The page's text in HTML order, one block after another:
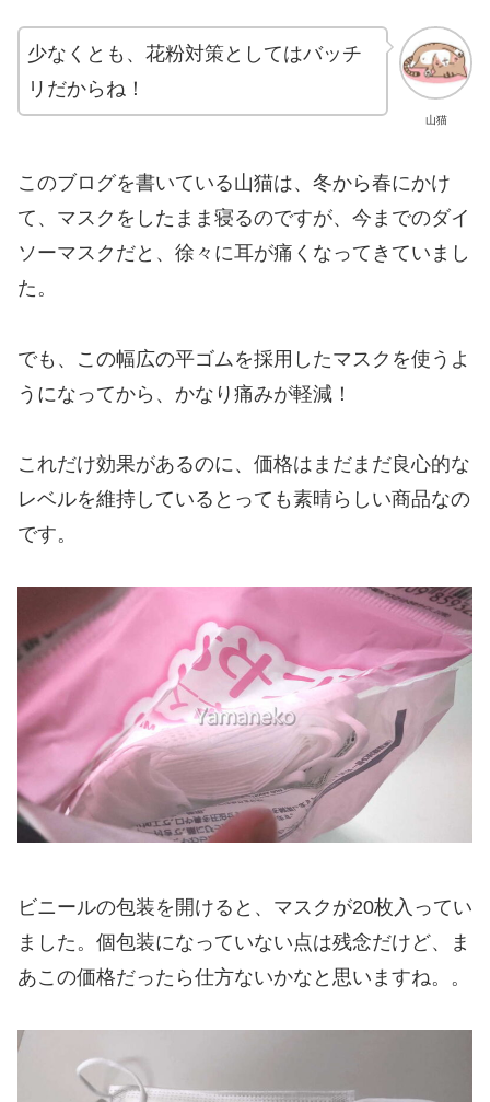
山猫
少なくとも、花粉対策としてはバッチ
リだからね！
このブログを書いている山猫は、冬から春にかけ
て、マスクをしたまま寝るのですが、今までのダイ
ソーマスクだと、徐々に耳が痛くなってきていまし
た。
でも、この幅広の平ゴムを採用したマスクを使うよ
うになってから、かなり痛みが軽減！
これだけ効果があるのに、価格はまだまだ良心的な
レベルを維持しているとっても素晴らしい商品なの
です。
ビニールの包装を開けると、マスクが20枚入ってい
ました。個包装になっていない点は残念だけど、ま
あこの価格だったら仕方ないかなと思いますね。。